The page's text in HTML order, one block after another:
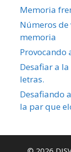
Memoria
Números
memoria
Provocando
Desafiar a
letras.
Desafiando
la par que